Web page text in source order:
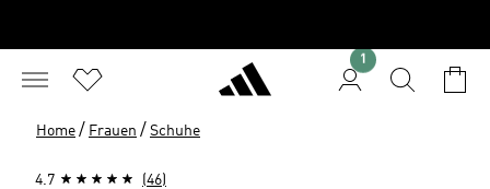
1
Home / Frauen / Schuhe
4.7 (46)